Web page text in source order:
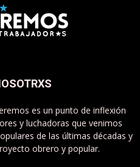
es un punto de inflexión
y luchadoras que venimos
de las últimas décadas y
obrero y popular.